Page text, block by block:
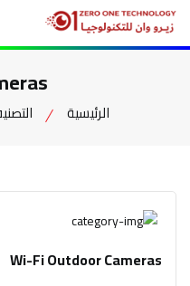
الرئيسية
Wi-Fi Outdoor Cameras